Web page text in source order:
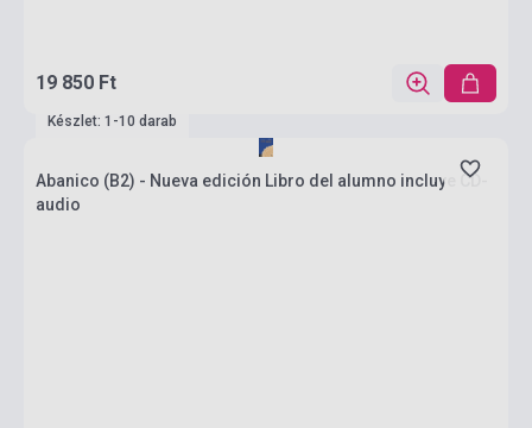
19 850 Ft
Készlet: 1-10 darab
Abanico (B2) - Nueva edición Libro del alumno incluye CD-
audio